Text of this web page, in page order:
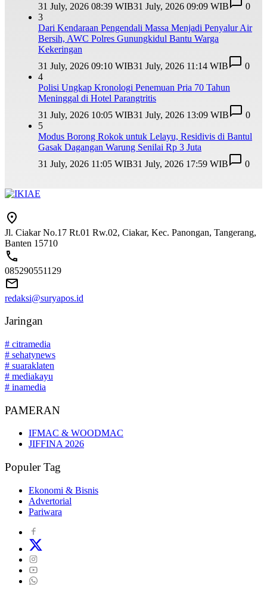
31 July, 2026 08:39 WIB31 July, 2026 09:09 WIB
0
3
Dari Kendaraan Pengendali Massa Menjadi Penyalur Air
Bersih, AWC Polres Gunungkidul Bantu Warga
Kekeringan
31 July, 2026 09:10 WIB31 July, 2026 11:14 WIB
0
4
Polisi Ungkap Kronologi Penemuan Pria 70 Tahun
Meninggal di Hotel Parangtritis
31 July, 2026 10:05 WIB31 July, 2026 13:09 WIB
0
5
Modus Borong Rokok untuk Lelayu, Residivis di Bantul
Gasak Dagangan Warung Senilai Rp 3 Juta
31 July, 2026 11:05 WIB31 July, 2026 17:59 WIB 0
Jl. Ciakar No.17 Rt.01 Rw.02, Ciakar, Kec. Panongan, Tangerang,
Banten 15710
085290551129
redaksi@suryapos.id
Jaringan
# citramedia
# sehatynews
# suaraklaten
# mediakayu
# inamedia
PAMERAN
IFMAC & WOODMAC
JIFFINA 2026
Populer Tag
Ekonomi & Bisnis
Advertorial
Pariwara